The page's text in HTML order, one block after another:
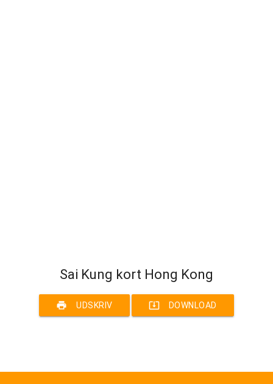
Sai Kung kort Hong Kong
print UDSKRIV system_update_alt DOWNLOAD